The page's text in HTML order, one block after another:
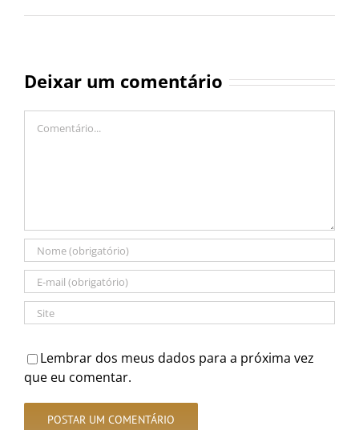
Deixar um comentário
Lembrar dos meus dados para a próxima vez
que eu comentar.